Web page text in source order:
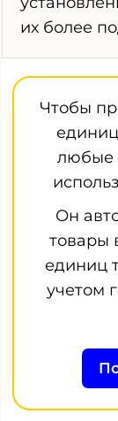
их более
Чтобы
любые
Он
товары
единиц
учетом